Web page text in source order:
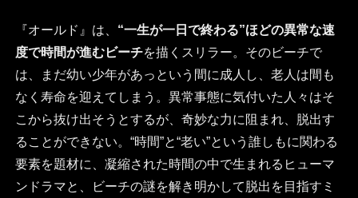
『オールド』は、 “一生が一日で終わる”ほどの異常な速
度で時間が進むビーチを描くスリラー。そのビーチで
は、まだ幼い少年があっという間に成人し、老人は間も
なく寿命を迎えてしまう。異常事態に気付いた人々はそ
こから抜け出そうとするが、奇妙な力に阻まれ、脱出す
ることができない。“時間”と“老い”という誰しもに関わる
要素を題材に、凝縮された時間の中で生まれるヒューマ
ンドラマと、ビーチの謎を解き明かして脱出を目指すミ